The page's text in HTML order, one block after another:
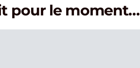
pour le moment…